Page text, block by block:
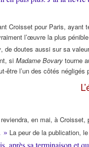
Croisset pour Paris, ayant
l’œuvre la plus
, de doutes aussi sur sa
si Madame Bovary tourne
être l’un des côtés
en mai, à
» La peur de la publication,
après sa terminaison et